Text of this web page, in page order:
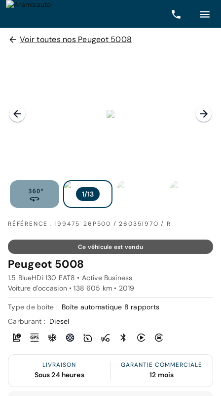
Voir toutes nos Peugeot 5008
RÉFÉRENCE : 199475-26P500 / 26035197O / R
Ce véhicule est vendu
Peugeot 5008
1.5 BlueHDi 130 EAT8 • Active Business
Voiture d'occasion • 138 605 km • 2019
Type de boîte : Boîte automatique 8 rapports
Carburant : Diesel
LIVRAISON
Sous 24 heures
GARANTIE COMMERCIALE
12 mois